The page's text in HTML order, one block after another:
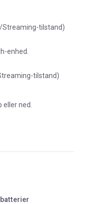
Streaming-tilstand)
enhed.
tilstand)
ned.